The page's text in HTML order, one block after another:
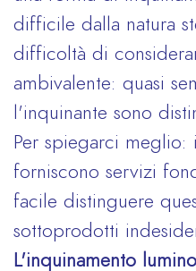
difficile dalla natura
difficoltà di
ambivalente: quasi
l'inquinante sono
Per spiegarci
forniscono servizi
facile distinguere
sottoprodotti
L'inquinamento